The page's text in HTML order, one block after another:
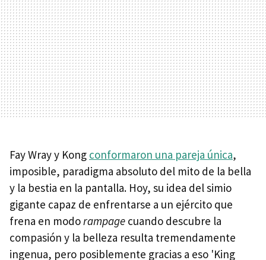
Fay Wray y Kong conformaron una pareja única,
imposible, paradigma absoluto del mito de la bella
y la bestia en la pantalla. Hoy, su idea del simio
gigante capaz de enfrentarse a un ejército que
frena en modorampage cuando descubre la
compasión y la belleza resulta tremendamente
ingenua, pero posiblemente gracias a eso 'King